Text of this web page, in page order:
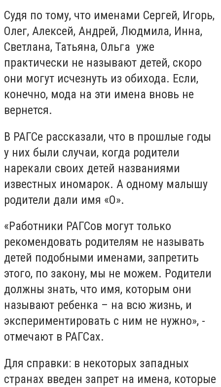
Судя по тому, что именами Сергей, Игорь,
Олег, Алексей, Андрей, Людмила, Инна,
Светлана, Татьяна, Ольга уже
практически не называют детей, скоро
они могут исчезнуть из обихода. Если,
конечно, мода на эти имена вновь не
вернется.
В РАГСе рассказали, что в прошлые годы
у них были случаи, когда родители
нарекали своих детей названиями
известных иномарок. А одному малышу
родители дали имя «О».
«Работники РАГСов могут только
рекомендовать родителям не называть
детей подобными именами, запретить
этого, по закону, мы не можем. Родители
должны знать, что имя, которым они
называют ребенка – на всю жизнь, и
экспериментировать с ним не нужно», -
отмечают в РАГСах.
Для справки: в некоторых западных
странах введен запрет на имена, которые